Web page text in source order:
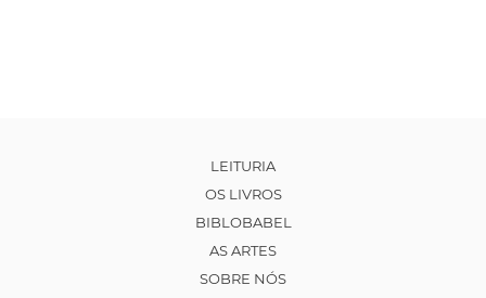
LEITURIA
OS LIVROS
BIBLOBABEL
AS ARTES
SOBRE NÓS